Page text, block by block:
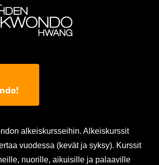
alkeiskursseihin. Alkeiskurssit
vuodessa (kevät ja syksy). Kurssit
nuorille, aikuisille ja palaaville